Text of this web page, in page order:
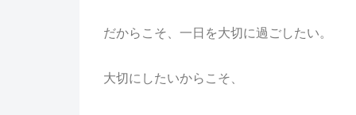
だからこそ、一日を大切に過ごしたい。
大切にしたいからこそ、